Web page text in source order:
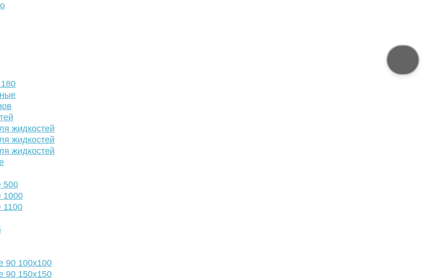
жидкостей
жидкостей
жидкостей
500
1000
1100
90 100х100
90 150х150